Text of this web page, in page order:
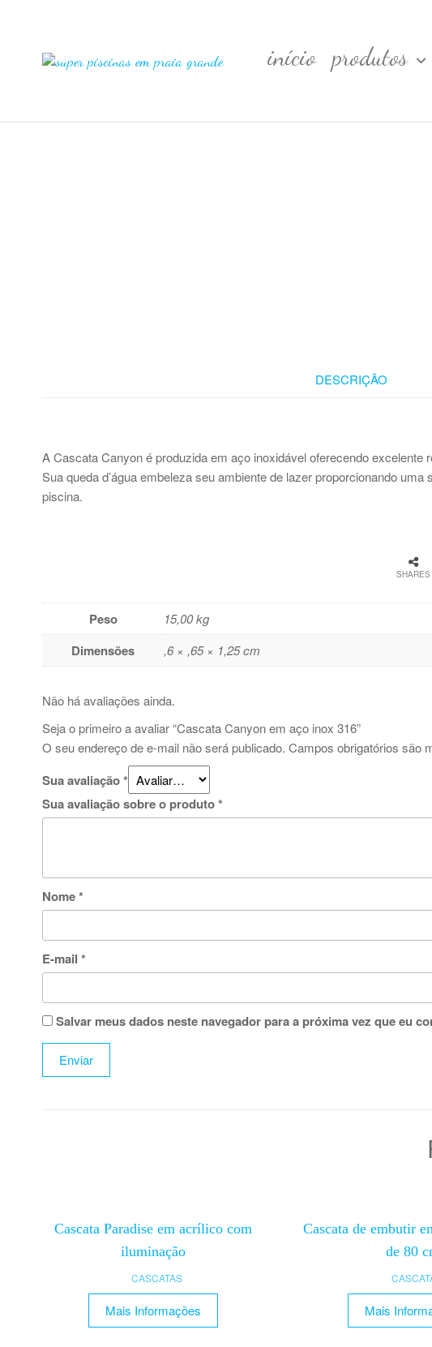
Super
em
Piscinas
Grande
início produtos
DESCRIÇÃO
A Cascata Canyon é produzida em aço inoxidável oferecendo excelente
Sua queda d’água embeleza seu ambiente de lazer proporcionando
piscina.
SHARES
Peso 15,00 kg
Dimensões ,6 × ,65 × 1,25 cm
Não há avaliações ainda.
Seja o primeiro a avaliar “Cascata Canyon em aço inox 316”
O seu endereço de e-mail não será publicado. Campos obrigatórios são
Sua avaliação*
Sua avaliação sobre o produto*
Nome*
E-mail *
Salvar meus dados neste navegador para a próxima vez que eu
Cascata Paradise em acrílico com
iluminação
CASCATAS
Mais Informações
Cascata de embutir
de 80
Mais